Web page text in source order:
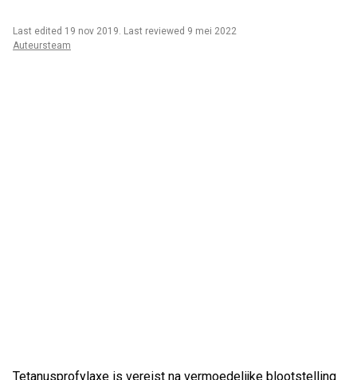
Last edited 19 nov 2019. Last reviewed 9 mei 2022
Auteursteam
Tetanusprofylaxe is vereist na vermoedelijke blootstelling